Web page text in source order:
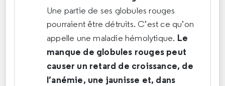
Une partie de ses globules rouges
pourraient être détruits. C’est ce qu’on
appelle une maladie hémolytique. Le
manque de globules rouges peut
causer un retard de croissance, de
l’anémie, une jaunisse et, dans